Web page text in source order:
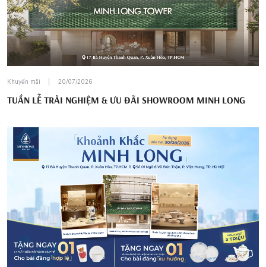
Khuyến mãi 20/07/2026
TUẦN LỄ TRẢI NGHIỆM & ƯU ĐÃI SHOWROOM MINH LONG